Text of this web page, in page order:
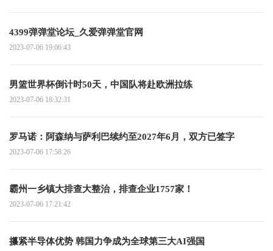
4399弹弹堂论坛_久爱弹弹堂官网
2023-07-06 19:06:43
男篮世界杯倒计时50天，中国队将赴欧洲拉练
2023-07-06 18:32:31
罗马诺：阿森纳与萨利巴续约至2027年6月，双方已签字
2023-07-06 17:58:26
霸州一乡镇大排查大整治，排查企业1757家！
2023-07-06 17:21:42
攥紧半导体优势 韩国力争成为全球第三大AI强国